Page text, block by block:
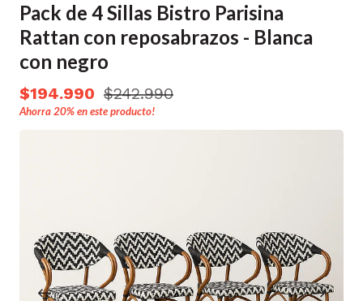
Pack de 4 Sillas Bistro Parisina
Rattan con reposabrazos - Blanca
con negro
$194.990 $242.990
Ahorra20%en este producto!